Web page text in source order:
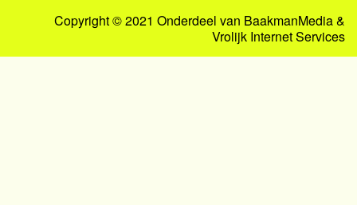
Copyright © 2021 Onderdeel van BaakmanMedia&
Vrolijk Internet Services